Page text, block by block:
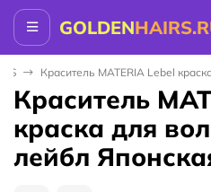
GOLDEN
Краситель MATERIA Lebel
Краситель
краска для
лейбл